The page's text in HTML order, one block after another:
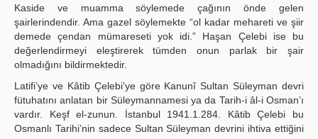
Kaside ve muamma söylemede çağının önde gelen
şairlerindendir. Ama gazel söylemekte “ol kadar mehareti ve şiir
demede çendan mümareseti yok idi.” Haşan Çelebi ise bu
değerlendirmeyi eleştirerek tümden onun parlak bir şair
olmadığını bildirmektedir.
Latifi’ye ve Kâtib Çelebi’ye göre Kanunî Sultan Süleyman devri
fütuhatını anlatan bir Süleymannamesi ya da Tarih-i âl-i Osman’ı
vardır. Keşf el-zunun. İstanbul 1941.1.284. Kâtib Çelebi bu
Osmanlı Tarihi’nin sadece Sultan Süleyman devrini ihtiva ettiğini